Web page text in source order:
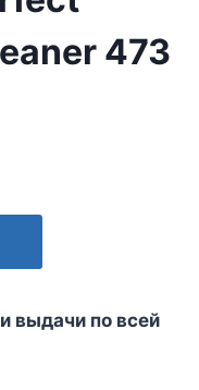
473
выдачи по всей